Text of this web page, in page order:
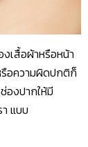
งเสื้อผ้าหรือหน้า
อความผิดปกติก็
องปากให้มี
แบบ